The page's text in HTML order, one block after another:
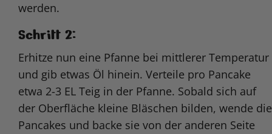
werden.
Schritt 2:
Erhitze nun eine Pfanne bei mittlerer Temperatur
und gib etwas Öl hinein. Verteile pro Pancake
etwa 2-3 EL Teig in der Pfanne. Sobald sich auf
der Oberfläche kleine Bläschen bilden, wende die
Pancakes und backe sie von der anderen Seite